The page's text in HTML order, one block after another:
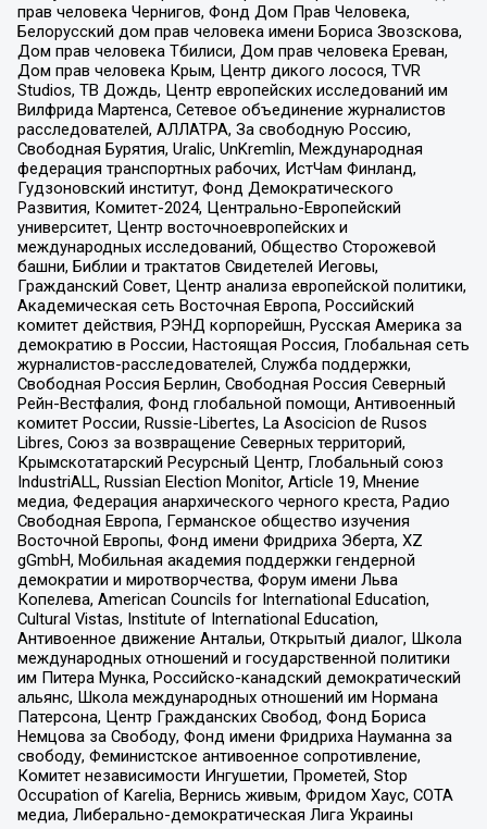
прав человека Чернигов, Фонд Дом Прав Человека,
Белорусский дом прав человека имени Бориса Звозскова,
Дом прав человека Тбилиси, Дом прав человека Ереван,
Дом прав человека Крым, Центр дикого лосося, TVR
Studios, ТВ Дождь, Центр европейских исследований им
Вилфрида Мартенса, Сетевое объединение журналистов
расследователей, АЛЛАТРА, За свободную Россию,
Свободная Бурятия, Uralic, UnKremlin, Международная
федерация транспортных рабочих, ИстЧам Финланд,
Гудзоновский институт, Фонд Демократического
Развития, Комитет-2024, Центрально-Европейский
университет, Центр восточноевропейских и
международных исследований, Общество Сторожевой
башни, Библии и трактатов Свидетелей Иеговы,
Гражданский Совет, Центр анализа европейской политики,
Академическая сеть Восточная Европа, Российский
комитет действия, РЭНД корпорейшн, Русская Америка за
демократию в России, Настоящая Россия, Глобальная сеть
журналистов-расследователей, Служба поддержки,
Свободная Россия Берлин, Свободная Россия Северный
Рейн-Вестфалия, Фонд глобальной помощи, Антивоенный
комитет России, Russie-Libertes, La Asocicion de Rusos
Libres, Союз за возвращение Северных территорий,
Крымскотатарский Ресурсный Центр, Глобальный союз
IndustriALL, Russian Election Monitor, Article 19, Мнение
медиа, Федерация анархического черного креста, Радио
Свободная Европа, Германское общество изучения
Восточной Европы, Фонд имени Фридриха Эберта, XZ
gGmbH, Мобильная академия поддержки гендерной
демократии и миротворчества, Форум имени Льва
Копелева, American Councils for International Education,
Cultural Vistas, Institute of International Education,
Антивоенное движение Антальи, Открытый диалог, Школа
международных отношений и государственной политики
им Питера Мунка, Российско-канадский демократический
альянс, Школа международных отношений им Нормана
Патерсона, Центр Гражданских Свобод, Фонд Бориса
Немцова за Свободу, Фонд имени Фридриха Науманна за
свободу, Феминистское антивоенное сопротивление,
Комитет независимости Ингушетии, Прометей, Stop
Occupation of Karelia, Вернись живым, Фридом Хаус, СОТА
медиа, Либерально-демократическая Лига Украины